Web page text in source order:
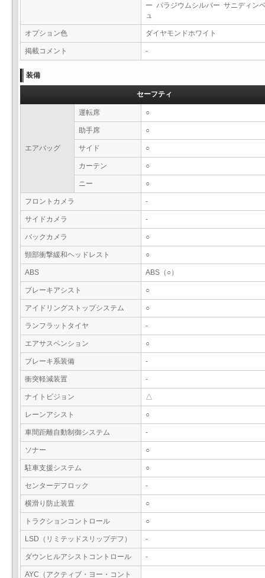
ー パラジウムシルバー サニディン
ュ
オプション色 ダイヤモンドホワイト
掲載コメント -
装備
セーフティ
エアバッグ
運転席 ○
助手席 ○
サイド ○
カーテン ○
ニー ○
フロントカメラ -
サイドカメラ -
バックカメラ ○
頸部衝撃緩和ヘッドレスト ○
ABS ABS（○）
ブレーキアシスト ○
アイドリングストップシステム ○
ランフラットタイヤ -
エアサスペンション ○
ブレーキ系装備 -
衝突軽減装置 -
ナイトビジョン △
レーンアシスト ○
車間距離自動制御システム -
ソナー ○
駐車支援システム ○
センターデフロック -
横滑り防止装置 ○
トラクションコントロール ○
LSD（リミテッドスリップデフ） -
ダウンヒルアシストコントロール -
AYC（アクティブ・ヨー・コント